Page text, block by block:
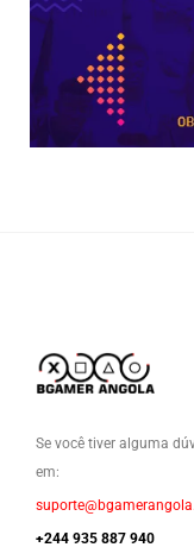
Se você tiver alguma
em:
+244 935 887 940